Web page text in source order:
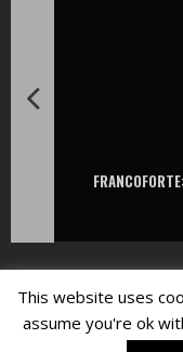
Privacy Policy
This website uses
assume you're ok